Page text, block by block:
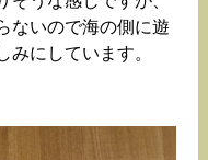
ないので海の側に遊
みにしています。